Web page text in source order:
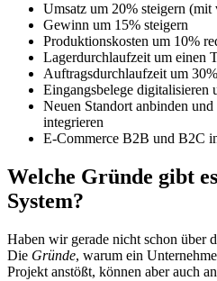
Umsatz um 20% steigern (mit
Gewinn um 15% steigern
Produktionskosten um 10%
Lagerdurchlaufzeit um einen
Auftragsdurchlaufzeit um
Eingangsbelege
Neuen Standort anbinden
integrieren
E-Commerce B2B und B2C
Welche Gründe gibt
System?
Haben wir gerade nicht schon über
Die Gründe, warum ein
Projekt anstößt, können aber auch